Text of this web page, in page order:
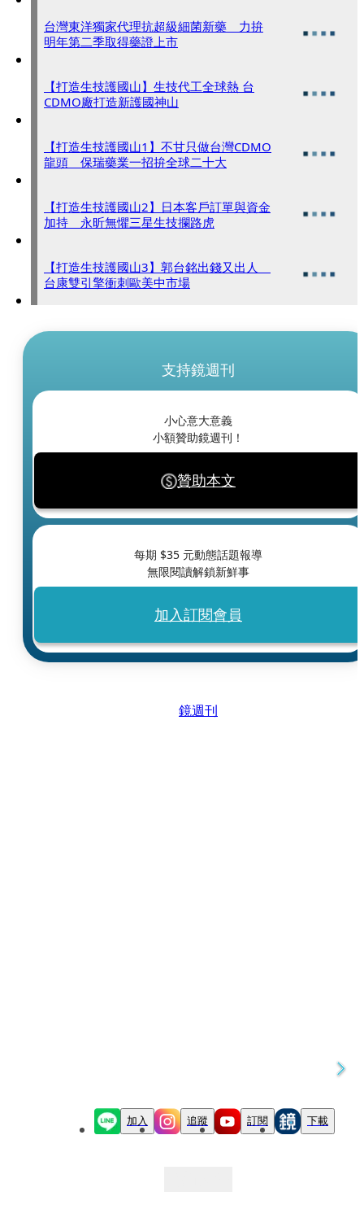
台灣東洋獨家代理抗超級細菌新藥 力拚
明年第二季取得藥證上市
【打造生技護國山】生技代工全球熱 台
CDMO廠打造新護國神山
【打造生技護國山1】不甘只做台灣CDMO
龍頭 保瑞藥業一招拚全球二十大
【打造生技護國山2】日本客戶訂單與資金
加持 永昕無懼三星生技攔路虎
【打造生技護國山3】郭台銘出錢又出人
台康雙引擎衝刺歐美中市場
支持鏡週刊
小心意大意義
小額贊助鏡週刊！
贊助本文
每期 $35 元動態話題報導
無限閱讀解鎖新鮮事
加入訂閱會員
鏡週刊
加入 追蹤 訂閱 下載